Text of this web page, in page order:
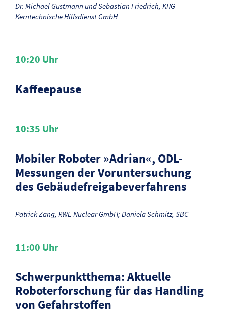
Dr. Michael Gustmann und Sebastian Friedrich, KHG
Kerntechnische Hilfsdienst GmbH
10:20 Uhr
Kaffeepause
10:35 Uhr
Mobiler Roboter »Adrian«, ODL-
Messungen der Voruntersuchung
des Gebäudefreigabeverfahrens
Patrick Zang, RWE Nuclear GmbH; Daniela Schmitz, SBC
11:00 Uhr
Schwerpunktthema: Aktuelle
Roboterforschung für das Handling
von Gefahrstoffen